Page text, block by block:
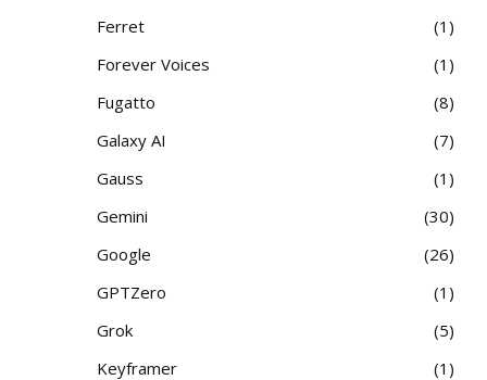
Ferret
1
Forever Voices
1
Fugatto
8
Galaxy AI
7
Gauss
1
Gemini
30
Google
26
GPTZero
1
Grok
5
Keyframer
1